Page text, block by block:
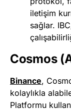
iletişim
sağlar.
Cosmos
Binance,
kolaylıkla
Platformu